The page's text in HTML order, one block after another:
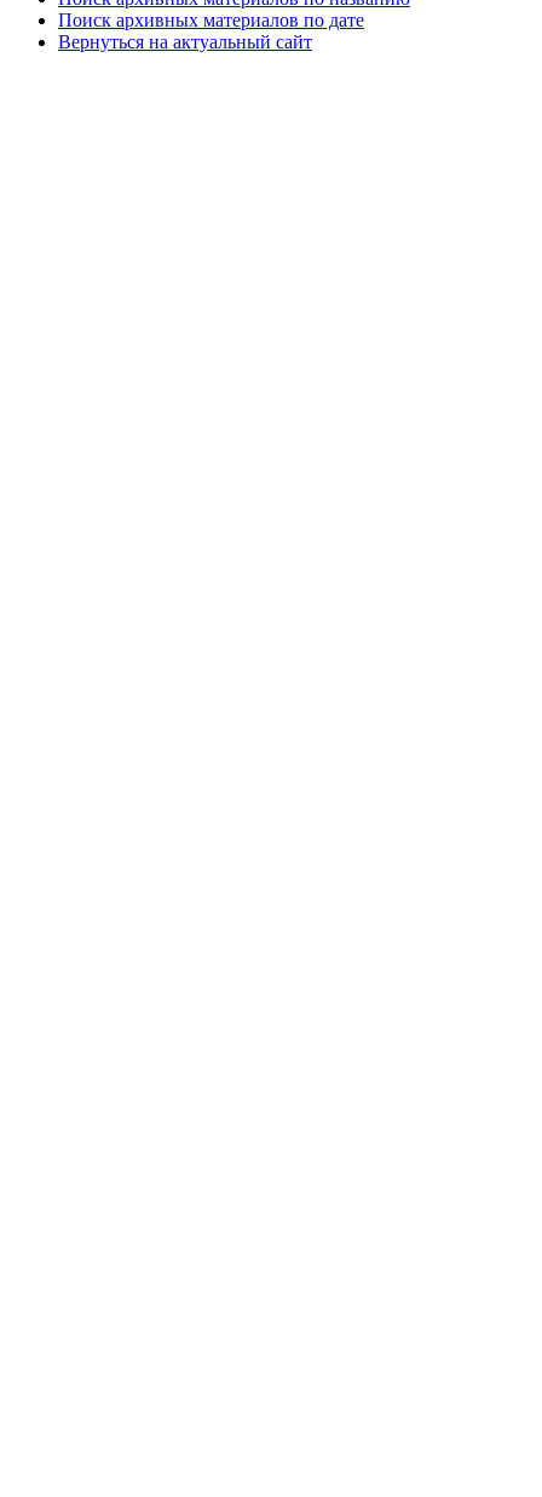
Поиск архивных материалов по дате
Вернуться на актуальный сайт